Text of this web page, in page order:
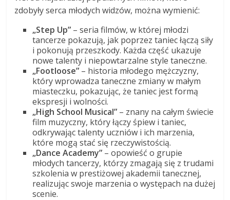
zdobyły serca młodych widzów, można wymienić:
„Step Up” – seria filmów, w której młodzi
tancerze pokazują, jak poprzez taniec łączą siły
i pokonują przeszkody. Każda część ukazuje
nowe talenty i niepowtarzalne style taneczne.
„Footloose” – historia młodego mężczyzny,
który wprowadza taneczne zmiany w małym
miasteczku, pokazując, że taniec jest formą
ekspresji i wolności.
„High School Musical” – znany na całym świecie
film muzyczny, który łączy śpiew i taniec,
odkrywając talenty uczniów i ich marzenia,
które mogą stać się rzeczywistością.
„Dance Academy” – opowieść o grupie
młodych tancerzy, którzy zmagają się z trudami
szkolenia w prestiżowej akademii tanecznej,
realizując swoje marzenia o występach na dużej
scenie.